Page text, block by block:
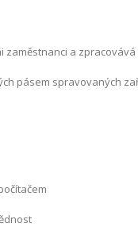
a
pásem spravovaných